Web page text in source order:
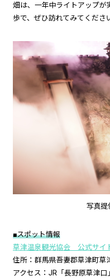
畑は、一年中ライトアップが
歩で、ぜひ訪れてみてくださ
写真提
■スポット情報
草津温泉観光協会 公式サイ
住所：群馬県吾妻郡草津町草
アクセス：JR「長野原草津